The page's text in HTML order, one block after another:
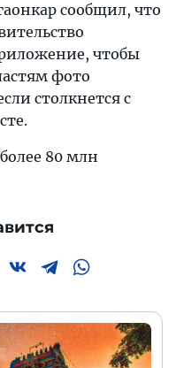
сообщил, что
чтобы
фото
столкнется с
80 млн